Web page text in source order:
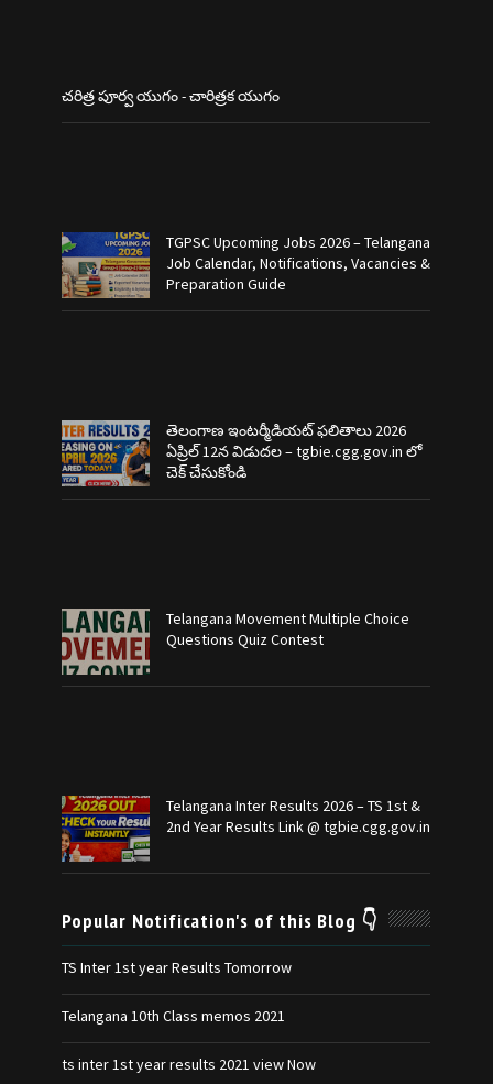
చరిత్ర పూర్వ యుగం - చారిత్రక యుగం
TGPSC Upcoming Jobs 2026 – Telangana
Job Calendar, Notifications, Vacancies &
Preparation Guide
తెలంగాణ ఇంటర్మీడియట్ ఫలితాలు 2026
ఏప్రిల్ 12న విడుదల – tgbie.cgg.gov.in లో
చెక్ చేసుకోండి
Telangana Movement Multiple Choice
Questions Quiz Contest
Telangana Inter Results 2026 – TS 1st &
2nd Year Results Link @ tgbie.cgg.gov.in
Popular Notification's of this Blog 👇
TS Inter 1st year Results Tomorrow
Telangana 10th Class memos 2021
ts inter 1st year results 2021 view Now